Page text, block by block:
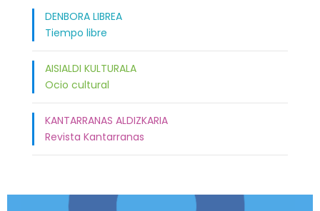
DENBORA LIBREA
Tiempo libre
AISIALDI KULTURALA
Ocio cultural
KANTARRANAS ALDIZKARIA
Revista Kantarranas